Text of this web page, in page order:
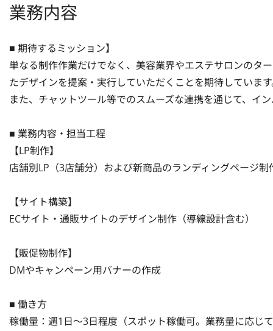
業務内容
■ 期待するミッション】
単なる制作作業だけでなく、美容業界やエステサロンのタ
たデザインを提案・実行していただくことを期待しています
また、チャットツール等でのスムーズな連携を通じて、イ
■ 業務内容・担当工程
【LP制作】
店舗別LP（3店舗分）および新商品のランディングページ制
【サイト構築】
ECサイト・通販サイトのデザイン制作（導線設計含む）
【販促物制作】
DMやキャンペーン用バナーの作成
■ 働き方
稼働量：週1日〜3日程度（スポット稼働可。業務量に応じて